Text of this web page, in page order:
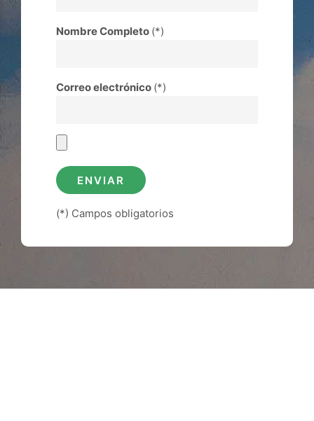
Nombre Completo (*)
Correo electrónico (*)
(*) Campos obligatorios